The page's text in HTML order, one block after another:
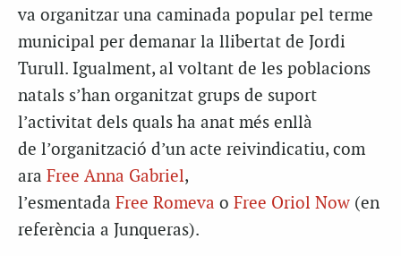
va organitzar una caminada popular pel terme
municipal per demanar la llibertat de Jordi
Turull. Igualment, al voltant de les poblacions
natals s’han organitzat grups de suport
l’activitat dels quals ha anat més enllà
de l’organització d’un acte reivindicatiu, com
ara Free Anna Gabriel,
l’esmentada Free Romeva o Free Oriol Now (en
referència a Junqueras).